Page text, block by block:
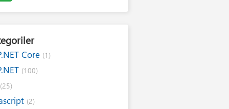
Core (1)
(100)
(25)
(2)